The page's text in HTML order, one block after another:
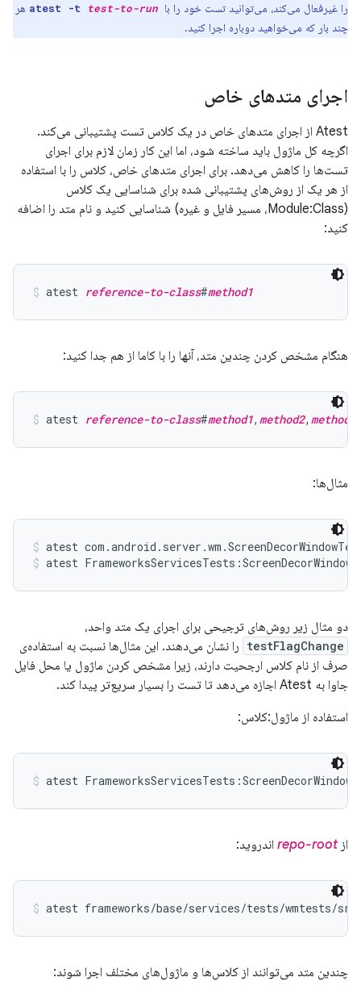
را غیرفعال می‌کند، می‌توانید تست خود را با
atest -t test-to-run
‎ هر
چند بار که می‌خواهید دوباره اجرا کنید.
اجرای متدهای خاص
Atest از اجرای متدهای خاص در یک کلاس تست پشتیبانی می‌کند.
اگرچه کل ماژول باید ساخته شود، اما این کار زمان لازم برای اجرای
تست‌ها را کاهش می‌دهد. برای اجرای متدهای خاص، کلاس را با استفاده
از هر یک از روش‌های پشتیبانی شده برای شناسایی یک کلاس
(Module:Class، مسیر فایل و غیره) شناسایی کنید و نام متد را اضافه
کنید:
atest reference-to-class#method1
هنگام مشخص کردن چندین متد، آنها را با کاما از هم جدا کنید:
atest reference-to-class#method1, method2, method3
مثال‌ها:
atest
atest
دو مثال زیر روش‌های ترجیحی برای اجرای یک متد واحد،
testFlagChange را نشان می‌دهند. این مثال‌ها نسبت به استفاده‌ی
صرف از نام کلاس ارجحیت دارند، زیرا مشخص کردن ماژول یا محل فایل
جاوا به Atest اجازه می‌دهد تا تست را بسیار سریع‌تر پیدا کند.
استفاده از ماژول:کلاس:
atest
ازrepo-root اندروید:
atest frameworks/base/services/tests/wmtests/src/
چندین متد می‌توانند از کلاس‌ها و ماژول‌های مختلف اجرا شوند: